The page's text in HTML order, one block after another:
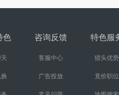
色 咨询反馈
客服中心
广告投放
特色服
猎头优势
竟价职位